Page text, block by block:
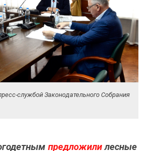
службой Законодательного Собрания
предложилилесные